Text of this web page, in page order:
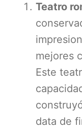
Teatro
mejores
Este
data de